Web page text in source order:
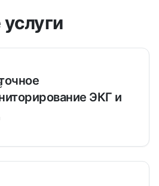
ЭКГ и